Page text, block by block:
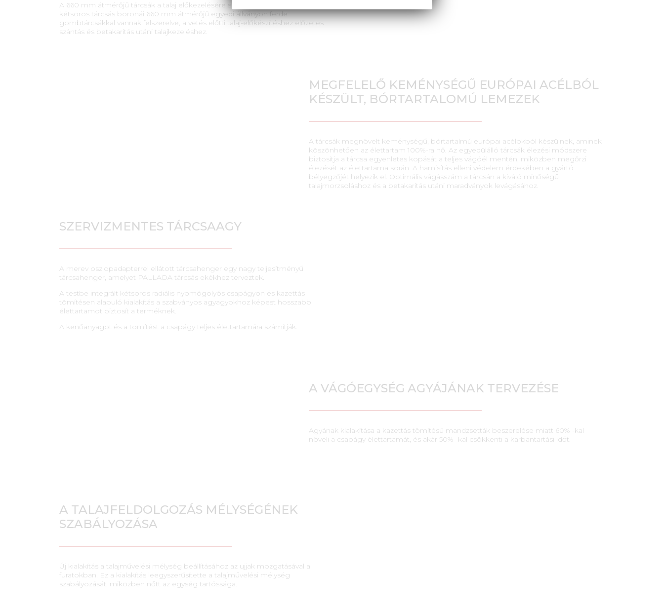
A 660 mm átmérőjű tárcsák a talaj előkezelésére szántok. A PALLADA sorozat
kétsoros tárcsás boronái 660 mm átmérőjű egyedi állványon ferde
gömbtárcsákkal vannak felszerelve, a vetés előtti talaj-előkészítéshez előzetes
szántás és betakarítás utáni talajkezeléshez.
MEGFELELŐ KEMÉNYSÉGŰ EURÓPAI ACÉLBÓL
KÉSZÜLT, BÓRTARTALOMÚ LEMEZEK
A tárcsák megnövelt keménységű, bórtartalmú európai acélokból készülnek, aminek
köszönhetően az élettartam 100%-ra nő. Az egyedülálló tárcsák élezési módszere
biztosítja a tárcsa egyenletes kopását a teljes vágóél mentén, miközben megőrzi
élezését az élettartama során. A hamisítás elleni védelem érdekében a gyártó
bélyegzőjét helyezik el. Optimális vágásszám a tárcsán a kiváló minőségű
talajmorzsoláshoz és a betakarítás utáni maradványok levágásához.
SZERVIZMENTES TÁRCSAAGY
A merev oszlopadapterrel ellátott tárcsahenger egy nagy teljesítményű
tárcsahenger, amelyet PALLADA tárcsás ekékhez terveztek.
A testbe integrált kétsoros radiális nyomógolyós csapágyon és kazettás
tömítésen alapuló kialakítás a szabványos agyagyokhoz képest hosszabb
élettartamot biztosít a terméknek.
A kenőanyagot és a tömítést a csapágy teljes élettartamára számítják.
A VÁGÓEGYSÉG AGYÁJÁNAK TERVEZÉSE
Agyának kialakítása a kazettás tömítésű mandzsetták beszerelése miatt 60% -kal
növeli a csapágy élettartamát, és akár 50% -kal csökkenti a karbantartási időt.
A TALAJFELDOLGOZÁS MÉLYSÉGÉNEK
SZABÁLYOZÁSA
Új kialakítás a talajművelési mélység beállításához az ujjak mozgatásával a
furatokban. Ez a kialakítás leegyszerűsítette a talajművelési mélység
szabályozását, miközben nőtt az egység tartóssága.